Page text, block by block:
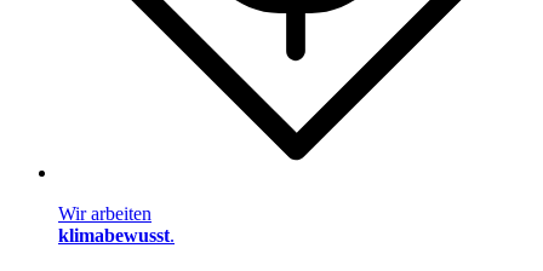
Wir arbeiten
klimabewusst.